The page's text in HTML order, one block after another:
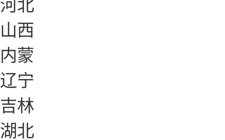
山西
内蒙
辽宁
吉林
湖北